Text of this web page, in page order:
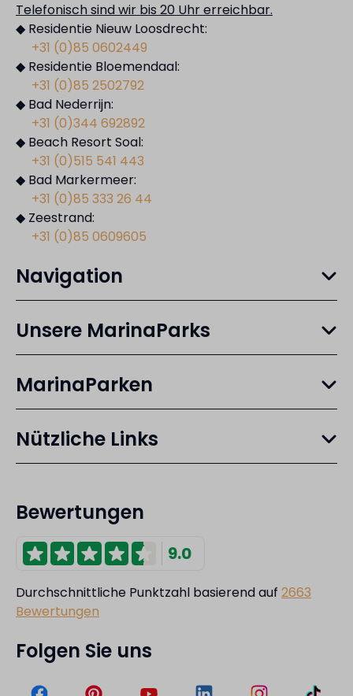
Telefonisch sind wir bis 20 Uhr erreichbar.
◆ Residentie Nieuw Loosdrecht:
+31 (0)85 0602449
◆ Residentie Bloemendaal:
+31 (0)85 2502792
◆ Bad Nederrijn:
+31 (0)344 692892
◆ Beach Resort Soal:
+31 (0)515 541 443
◆ Bad Markermeer:
+31 (0)85 333 26 44
◆ Zeestrand:
+31 (0)85 0609605
Navigation
Unsere MarinaParks
MarinaParken
Nützliche Links
Bewertungen
9.0
Durchschnittliche Punktzahl basierend auf 2663
Bewertungen
Folgen Sie uns